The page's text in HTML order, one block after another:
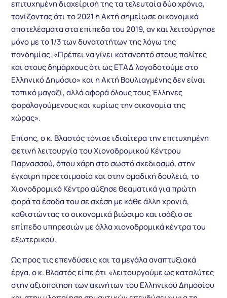
επιτυχημένη διαχείρισή της τα τελευταία δύο χρόνια,
τονίζοντας ότι το 2021 η Ακτή σημείωσε οικονομικά
αποτελέσματα στα επίπεδα του 2019, αν και λειτούργησε
μόνο με το 1/3 των δυνατοτήτων της λόγω της
πανδημίας. «Πρέπει να γίνει κατανοητό στους πολίτες
και στους δημάρχους ότι ως ΕΤΑΔ λογοδοτούμε στο
Ελληνικό Δημόσιο» και η Ακτή Βουλιαγμένης δεν είναι
τοπικό μαγαζί, αλλά αφορά όλους τους Έλληνες
φορολογούμενους και κυρίως την οικονομία της
χώρας».
Επίσης, ο κ. Βλαστός τόνισε ιδιαίτερα την επιτυχημένη
φετινή λειτουργία του Χιονοδρομικού Κέντρου
Παρνασσού, όπου χάρη στο σωστό σχεδιασμό, στην
έγκαιρη προετοιμασία και στην ομαδική δουλειά, το
Χιονοδρομικό Κέντρο αύξησε θεαματικά για πρώτη
φορά τα έσοδα του σε σχέση με κάθε άλλη χρονιά,
καθιστώντας το οικονομικά βιώσιμο και ισάξιο σε
επίπεδο υπηρεσιών με άλλα χιονοδρομικά κέντρα του
εξωτερικού.
Ως προς τις επενδύσεις και τα μεγάλα αναπτυξιακά
έργα, ο κ. Βλαστός είπε ότι «λειτουργούμε ως καταλύτες
στην αξιοποίηση των ακινήτων του Ελληνικού Δημοσίου